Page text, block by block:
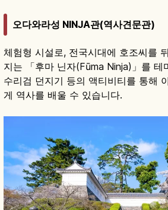
오다와라성 NINJA관(역사견문관)
체험형 시설로, 전국시대에 호조씨를
지는 「후마 닌자(Fūma Ninja)」를 테
수리검 던지기 등의 액티비티를 통해
게 역사를 배울 수 있습니다.